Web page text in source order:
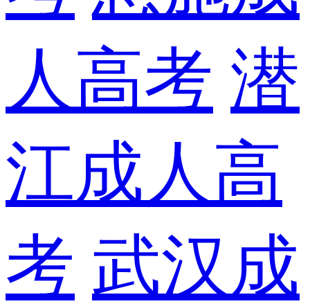
人高考 潜
江成人高
考 武汉成